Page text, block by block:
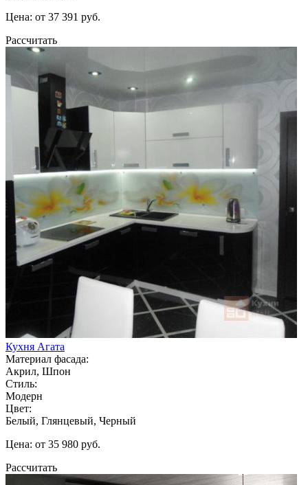
Цена: от 37 391 руб.
Рассчитать
Кухня Агата
Материал фасада:
Акрил, Шпон
Стиль:
Модерн
Цвет:
Белый, Глянцевый, Черный
Цена: от 35 980 руб.
Рассчитать